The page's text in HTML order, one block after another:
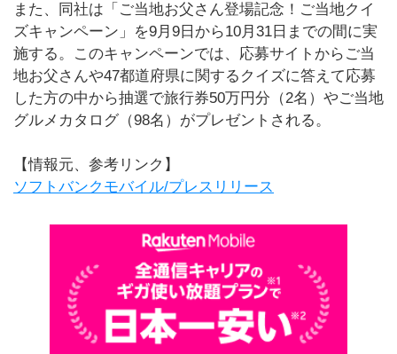
また、同社は「ご当地お父さん登場記念！ご当地クイ
ズキャンペーン」を9月9日から10月31日までの間に実
施する。このキャンペーンでは、応募サイトからご当
地お父さんや47都道府県に関するクイズに答えて応募
した方の中から抽選で旅行券50万円分（2名）やご当地
グルメカタログ（98名）がプレゼントされる。
【情報元、参考リンク】
ソフトバンクモバイル/プレスリリース